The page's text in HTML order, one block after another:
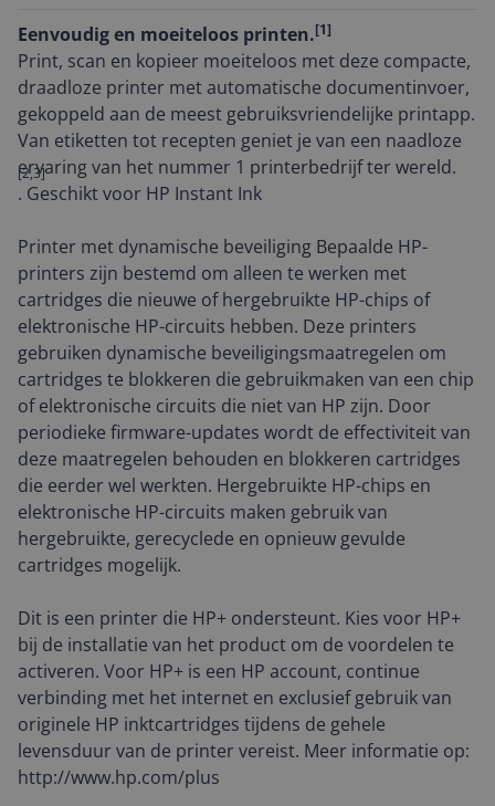
Eenvoudig en moeiteloos printen.[1]
Print, scan en kopieer moeiteloos met deze compacte,
draadloze printer met automatische documentinvoer,
gekoppeld aan de meest gebruiksvriendelijke printapp.
Van etiketten tot recepten geniet je van een naadloze
ervaring van het nummer 1 printerbedrijf ter wereld.
[2,3]
. Geschikt voor HP Instant Ink
Printer met dynamische beveiliging Bepaalde HP-
printers zijn bestemd om alleen te werken met
cartridges die nieuwe of hergebruikte HP-chips of
elektronische HP-circuits hebben. Deze printers
gebruiken dynamische beveiligingsmaatregelen om
cartridges te blokkeren die gebruikmaken van een chip
of elektronische circuits die niet van HP zijn. Door
periodieke firmware-updates wordt de effectiviteit van
deze maatregelen behouden en blokkeren cartridges
die eerder wel werkten. Hergebruikte HP-chips en
elektronische HP-circuits maken gebruik van
hergebruikte, gerecyclede en opnieuw gevulde
cartridges mogelijk.
Dit is een printer die HP+ ondersteunt. Kies voor HP+
bij de installatie van het product om de voordelen te
activeren. Voor HP+ is een HP account, continue
verbinding met het internet en exclusief gebruik van
originele HP inktcartridges tijdens de gehele
levensduur van de printer vereist. Meer informatie op:
http://www.hp.com/plus